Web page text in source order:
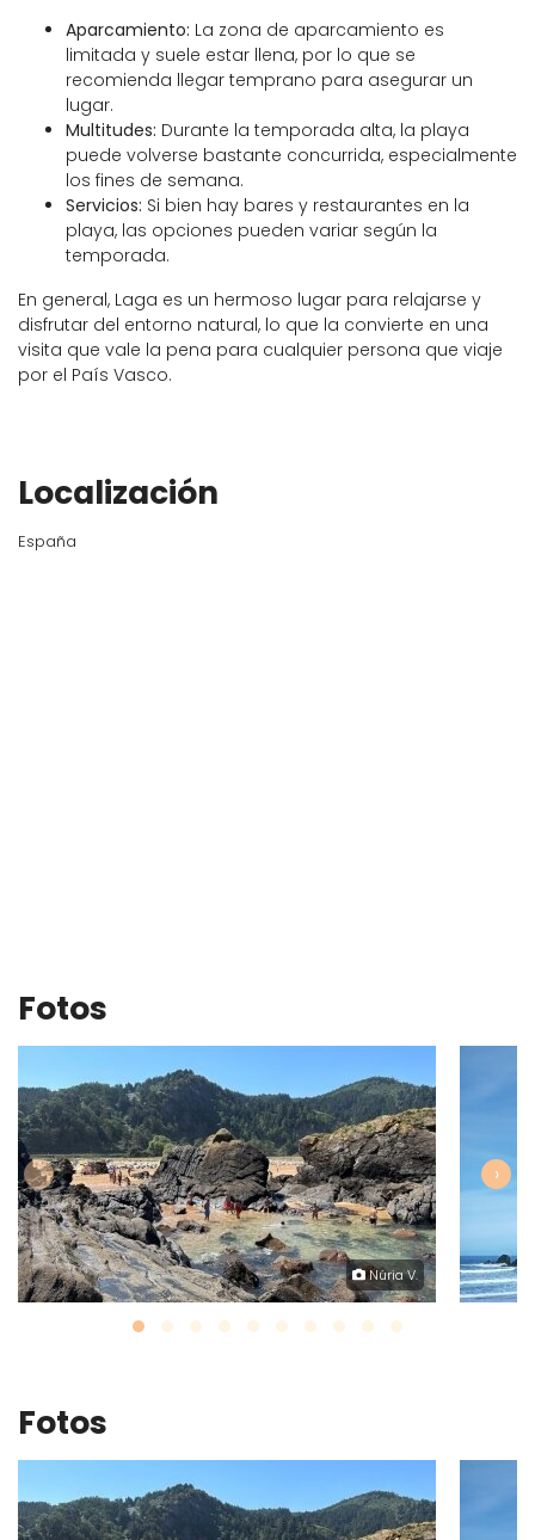
Aparcamiento: La zona de aparcamiento es
limitada y suele estar llena, por lo que se
recomienda llegar temprano para asegurar un
lugar.
Multitudes: Durante la temporada alta, la playa
puede volverse bastante concurrida, especialmente
los fines de semana.
Servicios: Si bien hay bares y restaurantes en la
playa, las opciones pueden variar según la
temporada.
En general, Laga es un hermoso lugar para relajarse y
disfrutar del entorno natural, lo que la convierte en una
visita que vale la pena para cualquier persona que viaje
por el País Vasco.
Localización
España
Fotos
Núria V.
‹ ›
Fotos